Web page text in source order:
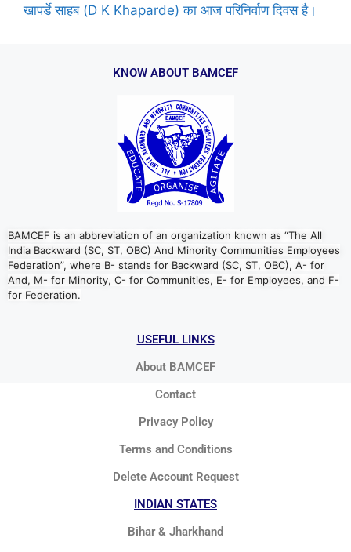
खापर्डे साहब (D K Khaparde) का आज परिनिर्वाण दिवस है।
KNOW ABOUT BAMCEF
BAMCEF is an abbreviation of an organization known as “The All
India Backward (SC, ST, OBC) And Minority Communities Employees
Federation”, where B- stands for Backward (SC, ST, OBC), A- for
And, M- for Minority, C- for Communities, E- for Employees, and F-
for Federation.
USEFUL LINKS
About BAMCEF
Contact
Privacy Policy
Terms and Conditions
Delete Account Request
INDIAN STATES
Bihar & Jharkhand